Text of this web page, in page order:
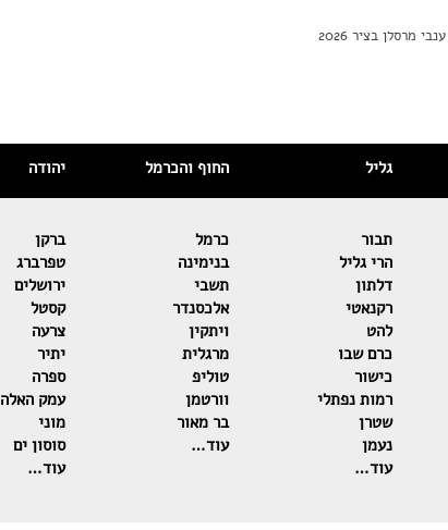
מרסלן בציר 2026
גליל
תבור
הרי גליל
דלתון
רקנאטי
להט
כרם שבו
כישור
רמות נפתלי
שטרן
נעמן
עוד…
החוף והכרמל
כרמל
בנימינה
תשבי
אלכסנדר
ויתקין
מרגלית
טוליפ
וורטמן
בר מאור
עוד…
יהודה
ברקן
טפרברג
ירושלים
קסטל
צרעה
יתיר
ספרה
עמק האלה
מוני
סוסון ים
עוד…